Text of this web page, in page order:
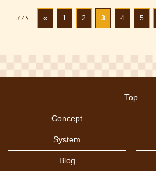
3 / 5 « 1 2 3 4 5
Top
Concept
System
Blog